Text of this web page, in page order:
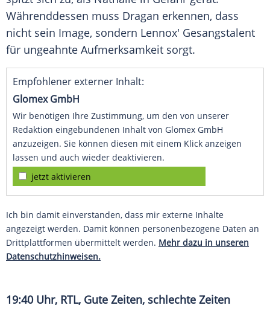
Währenddessen muss Dragan erkennen, dass
nicht sein Image, sondern Lennox' Gesangstalent
für ungeahnte Aufmerksamkeit sorgt.
Empfohlener externer Inhalt:
Glomex GmbH
Wir benötigen Ihre Zustimmung, um den von unserer
Redaktion eingebundenen Inhalt von Glomex GmbH
anzuzeigen. Sie können diesen mit einem Klick anzeigen
lassen und auch wieder deaktivieren.
jetzt aktivieren
Ich bin damit einverstanden, dass mir externe Inhalte
angezeigt werden. Damit können personenbezogene Daten an
Drittplattformen übermittelt werden. Mehr dazu in unseren
Datenschutzhinweisen.
19:40 Uhr, RTL, Gute Zeiten, schlechte Zeiten